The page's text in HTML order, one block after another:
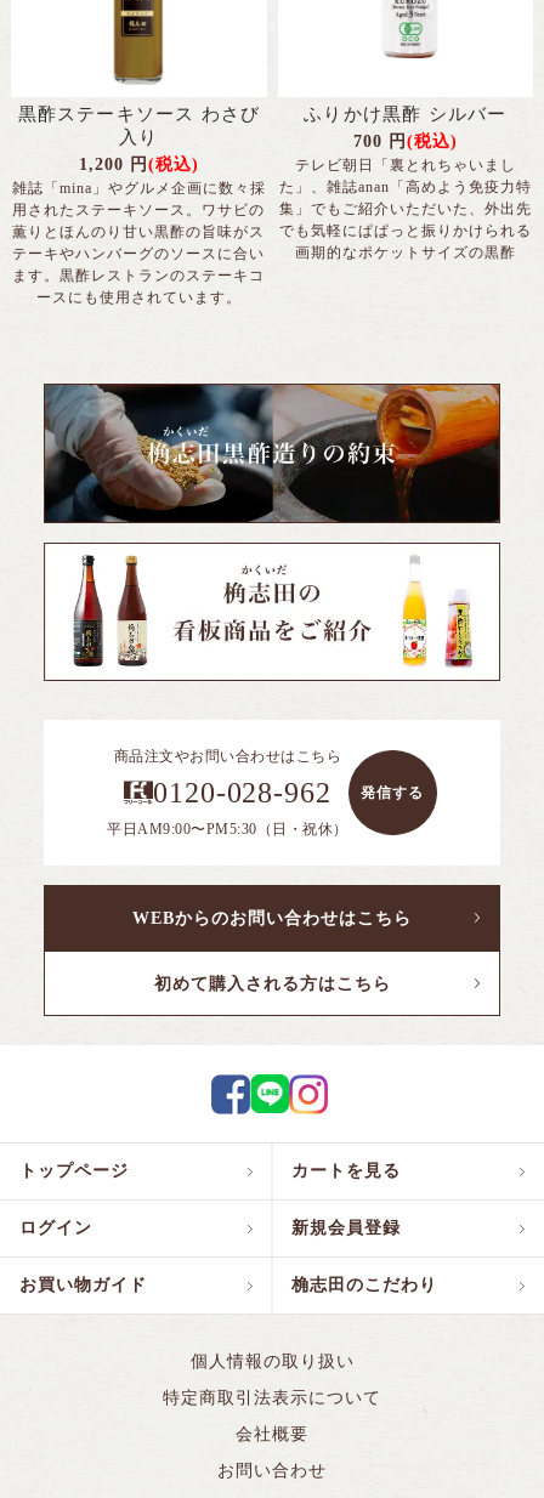
黒酢ステーキソース わさび
入り
1,200 円 (税込)
雑誌「mina」やグルメ企画に数々採
用されたステーキソース。ワサビの
薫りとほんのり甘い黒酢の旨味がス
テーキやハンバーグのソースに合い
ます。黒酢レストランのステーキコ
ースにも使用されています。
ふりかけ黒酢 シルバー
700 円 (税込)
テレビ朝日「裏とれちゃいまし
た」、雑誌anan「高めよう免疫力特
集」でもご紹介いただいた、外出先
でも気軽にぱぱっと振りかけられる
画期的なポケットサイズの黒酢
商品注文やお問い合わせはこちら
0120-028-962
平日AM9:00〜PM5:30（日・祝休）
発信する
WEBからのお問い合わせはこちら
初めて購入される方はこちら
トップページ カートを見る
ログイン 新規会員登録
お買い物ガイド 桷志田のこだわり
個人情報の取り扱い
特定商取引法表示について
会社概要
お問い合わせ